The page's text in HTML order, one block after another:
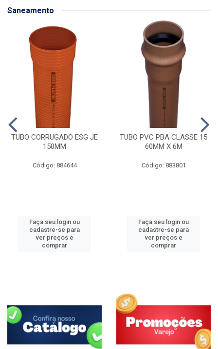
Saneamento
TUBO CORRUGADO ESG JE
150MM
Código: 884644
Faça seu login ou
cadastre-se para
ver preços e
comprar
TUBO PVC PBA CLASSE 15
60MM X 6M
Código: 883801
Faça seu login ou
cadastre-se para
ver preços e
comprar